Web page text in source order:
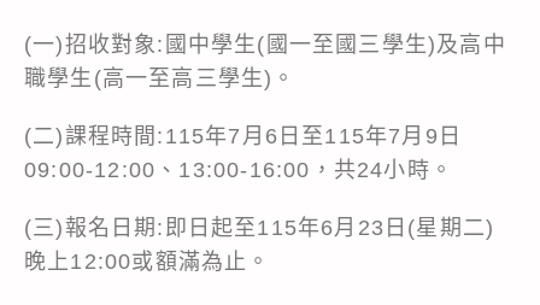
(一)招收對象:國中學生(國一至國三學生)及高中
職學生(高一至高三學生)。
(二)課程時間:115年7月6日至115年7月9日
09:00-12:00、13:00-16:00，共24小時。
(三)報名日期:即日起至115年6月23日(星期二)
晚上12:00或額滿為止。